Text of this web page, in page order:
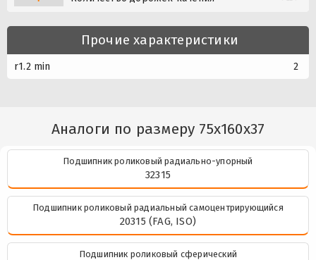
Прочие характеристики
r1.2 min 2
Аналоги по размеру 75x160x37
Подшипник роликовый радиально-упорный
32315
Подшипник роликовый радиальный самоцентрирующийся
20315 (FAG, ISO)
Подшипник роликовый сферический